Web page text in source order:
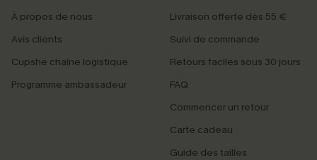
À propos de nous
Avis clients
Cupshe chaîne logistique
Programme ambassadeur
Livraison offerte dès 55 €
Suivi de commande
Retours faciles sous 30 jours
FAQ
Commencer un retour
Carte cadeau
Guide des tailles
PROFITEZ DE -15%